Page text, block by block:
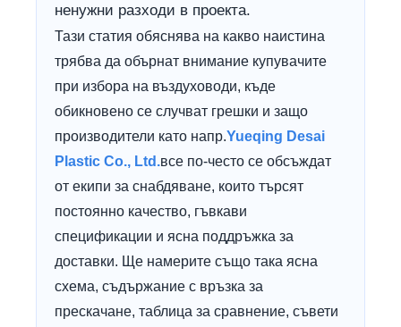
ненужни разходи в проекта.
Тази статия обяснява на какво наистина
трябва да обърнат внимание купувачите
при избора на въздуховоди, къде
обикновено се случват грешки и защо
производители като напр.Yueqing Desai
Plastic Co., Ltd.все по-често се обсъждат
от екипи за снабдяване, които търсят
постоянно качество, гъвкави
спецификации и ясна поддръжка за
доставки. Ще намерите също така ясна
схема, съдържание с връзка за
прескачане, таблица за сравнение, съвети